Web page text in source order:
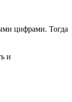
цифрами. Тогда
и